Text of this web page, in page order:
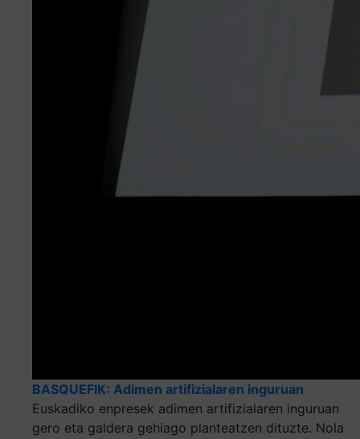
BASQUEFIK: Adimen artifizialaren inguruan
Euskadiko enpresek adimen artifizialaren inguruan
gero eta galdera gehiago planteatzen dituzte. Nola